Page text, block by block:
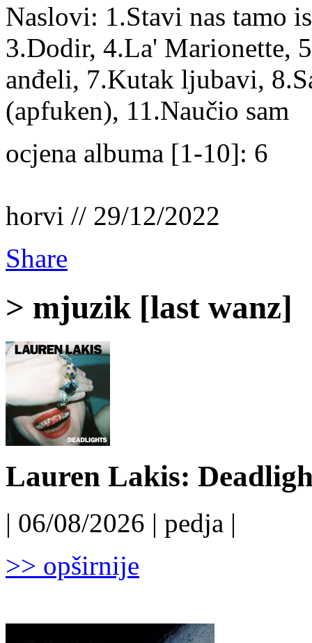
Naslovi: 1.Stavi nas tamo
3.Dodir, 4.La' Marionette,
anđeli, 7.Kutak ljubavi,
(apfuken), 11.Naučio sam
ocjena albuma [1-10]: 6
horvi // 29/12/2022
Share
> mjuzik [last wanz]
Lauren Lakis:
| 06/08/2026 | pedja |
>> opširnije